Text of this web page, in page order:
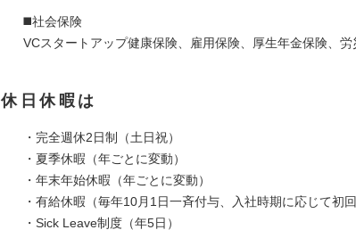
◼️社会保険
VCスタートアップ健康保険、雇用保険、厚生年金保険、労
休日休暇は
・完全週休2日制（土日祝）
・夏季休暇（年ごとに変動）
・年末年始休暇（年ごとに変動）
・有給休暇（毎年10月1日一斉付与、入社時期に応じて初回
・Sick Leave制度（年5日）